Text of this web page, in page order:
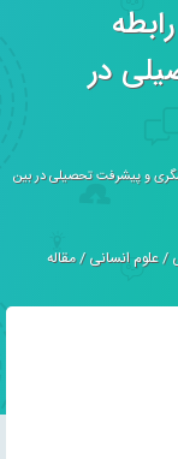
در
و پيشرفت تحصيلی در بين
/علوم انسانی/مقاله